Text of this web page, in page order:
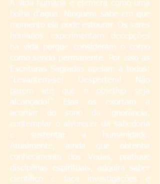
A vida humana é efêmera como uma
bolha d’água. Ninguém sabe em que
momento ela pode estourar. Os seres
humanos experimentam decepções
na vida porque consideram o corpo
como sendo permanente. Por isso as
Escrituras Sagradas apelam a todos:
“Levantem-se! Despertem! Não
parem até que o objetivo seja
alcançado!” Elas os exortam a
acordar do sono da ignorância,
contemplar o alvorecer da sabedoria
e sustentar a humanidade.
Atualmente, ainda que obtenha
conhecimento dos Vedas, pratique
disciplinas espirituais, adquira saber
científico e faça investigações e